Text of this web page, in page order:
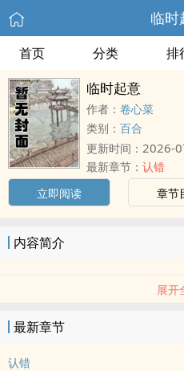
临时
首页 分类 排
临时起意
作者： 卷心菜
类别： 百合
更新时间： 2026-
最新章节： 认错
立即阅读
章节
内容简介
展开
最新章节
认错